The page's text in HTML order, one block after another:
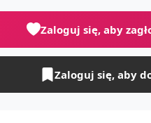
Zaloguj się, aby
Zaloguj się, aby